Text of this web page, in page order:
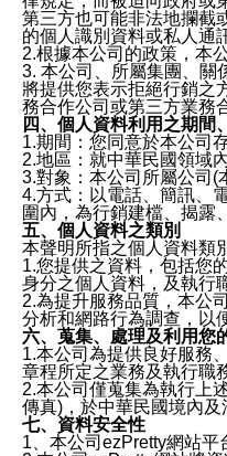
第三方也可能非法地攔截
的個人識別資料或私人通
2.根據本公司的政策，本
3. 本公司、所屬集團、關
將提供您表示拒絕行銷之
務合作公司或第三方業務
四、個人資料利用之期間
1.期間：您同意於本公司
2.地區：就中華民國領域內
3.對象：本公司所屬公司(
4.方式：以電話、簡訊、
圍內，為行銷建檔、揭露
五、個人資料之類別
本聲明所指之個人資料類
1.您提供之資料，包括您
身分之個人資料，及執行
2.為提升服務品質，本公
分析和網路行為調查，以
六、蒐集、處理及利用您
1.本公司為提供良好服務
章程所定之業務及執行職
2.本公司僅蒐集為執行上
傳真)，於中華民國境內及
七、資料安全性
1、本公司ezPretty網站